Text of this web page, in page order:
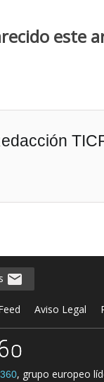
este
Aviso Legal
, grupo europeo